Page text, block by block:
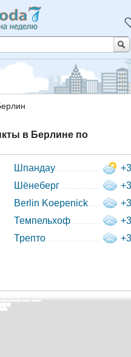
в Берлине по
Шпандау
Шёнеберг
Berlin Koepenick
Темпельхоф
Трепто